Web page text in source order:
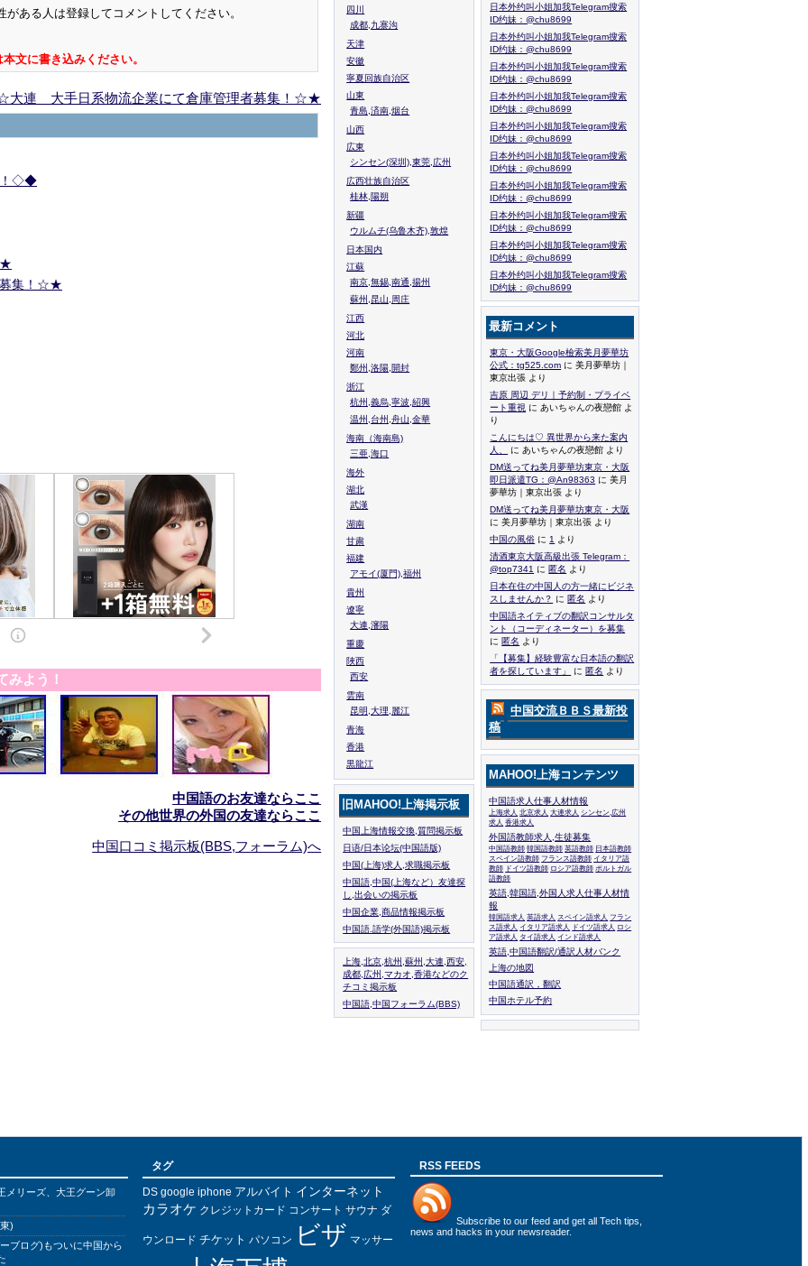
ある人は登録してコメントしてください。
文に書き込みください。
連 大手日系物流企業にて倉庫管理者募集！☆★
！◇◆
募集！☆★
みよう！
中国語のお友達ならここ
その他世界の外国の友達ならここ
中国口コミ掲示板(BBS,フォーラム)へ
四川
成都,九寨沟
天津
安徽
寧夏回族自治区
山東
青島,済南,烟台
山西
広東
シンセン(深圳),東莞,広州
広西壮族自治区
桂林,陽朔
新疆
ウルムチ(乌鲁木齐),敦煌
日本国内
江蘇
南京,無錫,南通,揚州
蘇州,昆山,周庄
江西
河北
河南
鄭州,洛陽,開封
浙江
杭州,義烏,寧波,紹興
温州,台州,舟山,金華
海南（海南島)
三亜,海口
海外
湖北
武漢
湖南
甘粛
福建
アモイ(厦門),福州
貴州
遼寧
大連,瀋陽
重慶
陜西
西安
雲南
昆明,大理,麗江
青海
香港
黒龍江
旧MAHOO!上海掲示板
中国上海情報交換,質問掲示板
日语/日本论坛(中国語版)
中国(上海)求人,求職掲示板
中国語,中国(上海など）友達探
し,出会いの掲示板
中国企業,商品情報掲示板
中国語.語学(外国語)掲示板
上海,北京,杭州,蘇州,大連,西安,
成都,広州,マカオ,香港などのク
チコミ掲示板
中国語,中国フォーラム(BBS)
日本外约叫小姐加我Telegram搜索
ID约妹：@chu8699
日本外约叫小姐加我Telegram搜索
ID约妹：@chu8699
日本外约叫小姐加我Telegram搜索
ID约妹：@chu8699
日本外约叫小姐加我Telegram搜索
ID约妹：@chu8699
日本外约叫小姐加我Telegram搜索
ID约妹：@chu8699
日本外约叫小姐加我Telegram搜索
ID约妹：@chu8699
日本外约叫小姐加我Telegram搜索
ID约妹：@chu8699
日本外约叫小姐加我Telegram搜索
ID约妹：@chu8699
日本外约叫小姐加我Telegram搜索
ID约妹：@chu8699
日本外约叫小姐加我Telegram搜索
ID约妹：@chu8699
最新コメント
東京・大阪Google檢索美月夢華坊
公式：tg525.com に 美月夢華坊｜
東京出張 より
吉原 周辺 デリ｜予約制・プライベ
ート重視 に あいちゃんの夜戀館 よ
り
こんにちは♡ 異世界から来た案内
人、
に あいちゃんの夜戀館 より
DM送ってね美月夢華坊東京・大阪
即日派遣TG：@An98363 に 美月
夢華坊｜東京出張 より
DM送ってね美月夢華坊東京・大阪
に 美月夢華坊｜東京出張 より
中国の風俗 に 1
より
清酒東京大阪高級出張 Telegram：
@top7341 に 匿名 より
日本在住の中国人の方一緒にビジネ
スしませんか？ に 匿名 より
中国語ネイティブの翻訳コンサルタ
ント（コーディネーター）を募集
に 匿名 より
「【募集】経験豊富な日本語の翻訳
者を探しています」
に 匿名 より
中国交流ＢＢＳ最新投
稿
MAHOO!上海コンテンツ
中国語求人仕事人材情報
上海求人 北京求人 大連求人 シンセン,広州
求人 香港求人
外国語教師求人,生徒募集
中国語教師 韓国語教師 英語教師 日本語教師
スペイン語教師 フランス語教師 イタリア語
教師 ドイツ語教師 ロシア語教師 ポルトガル
語教師
英語,韓国語,外国人求人仕事人材情
報
韓国語求人 英語求人 スペイン語求人 フラン
ス語求人 イタリア語求人 ドイツ語求人 ロシ
ア語求人 タイ語求人 インド語求人
英語,中国語翻訳/通訳人材バンク
上海の地図
中国語通訳，翻訳
中国ホテル予約
メリーズ、大王グーン卸
)
ブログ)もついに中国から
タグ
DS google iphone アルバイト インターネット
カラオケ クレジットカード コンサート サウナ ダ
ウンロード チケット パソコン ビザ マッサー
RSS FEEDS
Subscribe to our feed and get all Tech tips,
news and hacks in your newsreader.